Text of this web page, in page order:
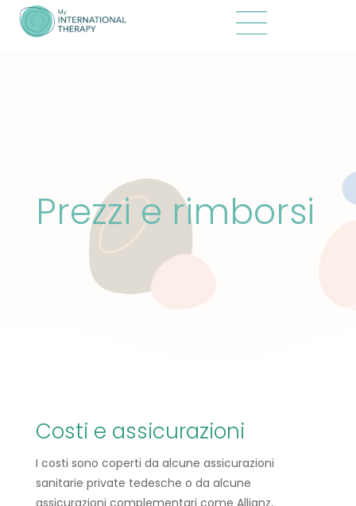
Prezzi e rimborsi
Costi e assicurazioni
I costi sono coperti da alcune assicurazioni
sanitarie private tedesche o da alcune
assicurazioni complementari come Allianz,